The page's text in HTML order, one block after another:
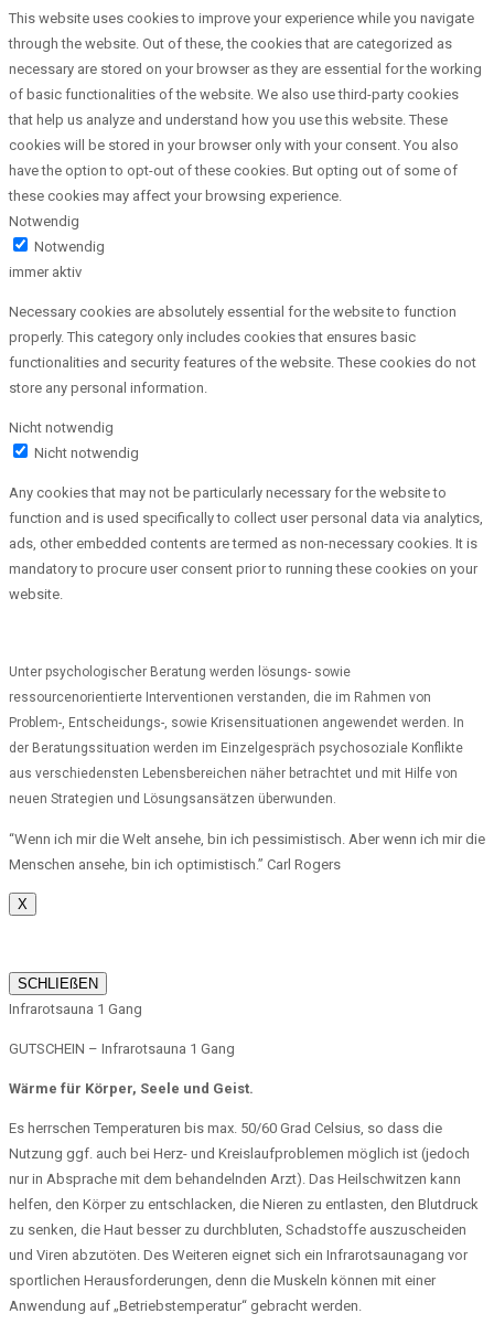
This website uses cookies to improve your experience while you navigate
through the website. Out of these, the cookies that are categorized as
necessary are stored on your browser as they are essential for the working
of basic functionalities of the website. We also use third-party cookies
that help us analyze and understand how you use this website. These
cookies will be stored in your browser only with your consent. You also
have the option to opt-out of these cookies. But opting out of some of
these cookies may affect your browsing experience.
Notwendig
Notwendig
immer aktiv
Necessary cookies are absolutely essential for the website to function
properly. This category only includes cookies that ensures basic
functionalities and security features of the website. These cookies do not
store any personal information.
Nicht notwendig
Nicht notwendig
Any cookies that may not be particularly necessary for the website to
function and is used specifically to collect user personal data via analytics,
ads, other embedded contents are termed as non-necessary cookies. It is
mandatory to procure user consent prior to running these cookies on your
website.
Unter psychologischer Beratung werden lösungs- sowie
ressourcenorientierte Interventionen verstanden, die im Rahmen von
Problem-, Entscheidungs-, sowie Krisensituationen angewendet werden. In
der Beratungssituation werden im Einzelgespräch psychosoziale Konflikte
aus verschiedensten Lebensbereichen näher betrachtet und mit Hilfe von
neuen Strategien und Lösungsansätzen überwunden.
“Wenn ich mir die Welt ansehe, bin ich pessimistisch. Aber wenn ich mir die
Menschen ansehe, bin ich optimistisch.” Carl Rogers
X
SCHLIEßEN
Infrarotsauna 1 Gang
GUTSCHEIN – Infrarotsauna 1 Gang
Wärme für Körper, Seele und Geist.
Es herrschen Temperaturen bis max. 50/60 Grad Celsius, so dass die
Nutzung ggf. auch bei Herz- und Kreislaufproblemen möglich ist (jedoch
nur in Absprache mit dem behandelnden Arzt). Das Heilschwitzen kann
helfen, den Körper zu entschlacken, die Nieren zu entlasten, den Blutdruck
zu senken, die Haut besser zu durchbluten, Schadstoffe auszuscheiden
und Viren abzutöten. Des Weiteren eignet sich ein Infrarotsaunagang vor
sportlichen Herausforderungen, denn die Muskeln können mit einer
Anwendung auf „Betriebstemperatur“ gebracht werden.